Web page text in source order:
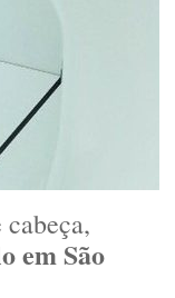
em São